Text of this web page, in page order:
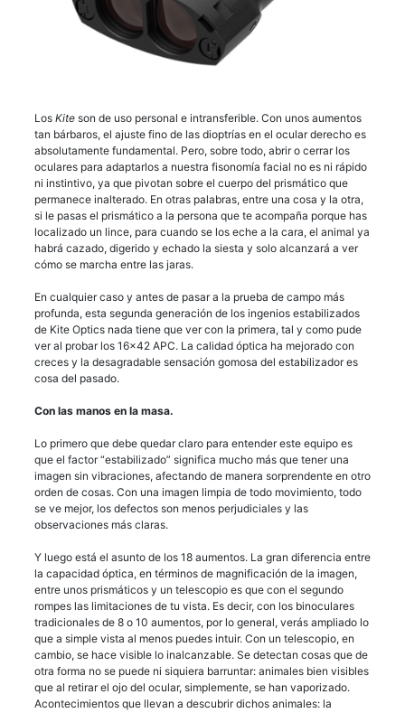
Los Kite son de uso personal e intransferible. Con unos aumentos
tan bárbaros, el ajuste fino de las dioptrías en el ocular derecho es
absolutamente fundamental. Pero, sobre todo, abrir o cerrar los
oculares para adaptarlos a nuestra fisonomía facial no es ni rápido
ni instintivo, ya que pivotan sobre el cuerpo del prismático que
permanece inalterado. En otras palabras, entre una cosa y la otra,
si le pasas el prismático a la persona que te acompaña porque has
localizado un lince, para cuando se los eche a la cara, el animal ya
habrá cazado, digerido y echado la siesta y solo alcanzará a ver
cómo se marcha entre las jaras.
En cualquier caso y antes de pasar a la prueba de campo más
profunda, esta segunda generación de los ingenios estabilizados
de Kite Optics nada tiene que ver con la primera, tal y como pude
ver al probar los 16×42 APC. La calidad óptica ha mejorado con
creces y la desagradable sensación gomosa del estabilizador es
cosa del pasado.
Con las manos en la masa.
Lo primero que debe quedar claro para entender este equipo es
que el factor “estabilizado” significa mucho más que tener una
imagen sin vibraciones, afectando de manera sorprendente en otro
orden de cosas. Con una imagen limpia de todo movimiento, todo
se ve mejor, los defectos son menos perjudiciales y las
observaciones más claras.
Y luego está el asunto de los 18 aumentos. La gran diferencia entre
la capacidad óptica, en términos de magnificación de la imagen,
entre unos prismáticos y un telescopio es que con el segundo
rompes las limitaciones de tu vista. Es decir, con los binoculares
tradicionales de 8 o 10 aumentos, por lo general, verás ampliado lo
que a simple vista al menos puedes intuir. Con un telescopio, en
cambio, se hace visible lo inalcanzable. Se detectan cosas que de
otra forma no se puede ni siquiera barruntar: animales bien visibles
que al retirar el ojo del ocular, simplemente, se han vaporizado.
Acontecimientos que llevan a descubrir dichos animales: la